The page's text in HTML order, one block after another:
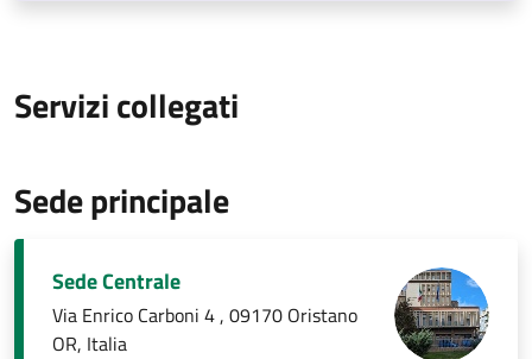
Servizi collegati
Sede principale
Sede Centrale
Via Enrico Carboni 4 , 09170 Oristano
OR, Italia